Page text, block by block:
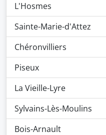
L'Hosmes
Sainte-Marie-d'Attez
Chéronvilliers
Piseux
La Vieille-Lyre
Sylvains-Lès-Moulins
Bois-Arnault